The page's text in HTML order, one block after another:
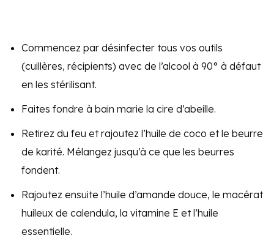
Commencez par désinfecter tous vos outils
(cuillères, récipients) avec de l’alcool à 90° à défaut
en les stérilisant.
Faites fondre à bain marie la cire d’abeille.
Retirez du feu et rajoutez l’huile de coco et le beurre
de karité. Mélangez jusqu’à ce que les beurres
fondent.
Rajoutez ensuite l’huile d’amande douce, le macérat
huileux de calendula, la vitamine E et l’huile
essentielle.